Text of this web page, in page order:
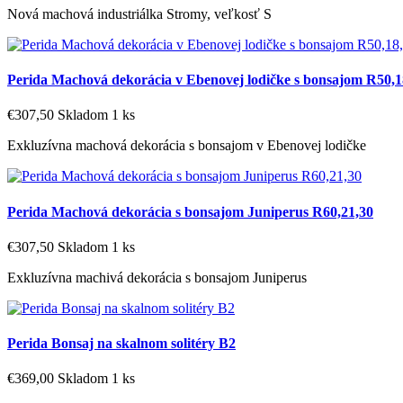
Nová machová industriálka Stromy, veľkosť S
Perida Machová dekorácia v Ebenovej lodičke s bonsajom
€307,50 Skladom 1 ks
Exkluzívna machová dekorácia s bonsajom v Ebenovej lodičke
Perida Machová dekorácia s bonsajom Juniperus R60,21,30
€307,50 Skladom 1 ks
Exkluzívna machivá dekorácia s bonsajom Juniperus
Perida Bonsaj na skalnom solitéry B2
€369,00 Skladom 1 ks